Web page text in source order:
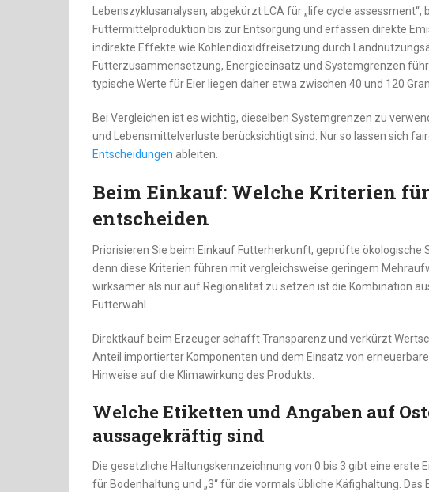
Lebenszyklusanalysen, abgekürzt LCA für „life cycle
Futtermittelproduktion bis zur Entsorgung und erfassen direkte
indirekte Effekte wie Kohlendioxidfreisetzung durch
Futterzusammensetzung, Energieeinsatz und Systemgrenzen
typische Werte für Eier liegen daher etwa zwischen 40 und 120
Bei Vergleichen ist es wichtig, dieselben Systemgrenzen zu
und Lebensmittelverluste berücksichtigt sind. Nur so lassen sich
Entscheidungen ableiten.
Beim Einkauf: Welche Kriterien
entscheiden
Priorisieren Sie beim Einkauf Futterherkunft, geprüfte ökologische
denn diese Kriterien führen mit vergleichsweise geringem
wirksamer als nur auf Regionalität zu setzen ist die Kombination
Futterwahl.
Direktkauf beim Erzeuger schafft Transparenz und verkürzt
Anteil importierter Komponenten und dem Einsatz von
Hinweise auf die Klimawirkung des Produkts.
Welche Etiketten und Angaben auf
aussagekräftig sind
Die gesetzliche Haltungskennzeichnung von 0 bis 3 gibt eine erste
für Bodenhaltung und „3“ für die vormals übliche Käfighaltung. Das